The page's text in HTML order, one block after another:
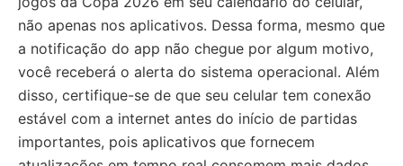
não apenas nos aplicativos. Dessa forma, mesmo que
a notificação do app não chegue por algum motivo,
você receberá o alerta do sistema operacional. Além
disso, certifique-se de que seu celular tem conexão
estável com a internet antes do início de partidas
importantes, pois aplicativos que fornecem